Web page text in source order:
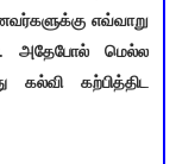
எவ்வாறு
அதேபோல் மெல்ல
கற்பித்திட